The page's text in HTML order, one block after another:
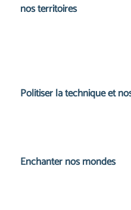
nos territoires
Politiser la technique et
Enchanter nos mondes